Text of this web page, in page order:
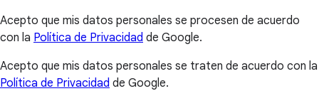
Acepto que mis datos personales se procesen de acuerdo
con la Política de Privacidad de Google.
Acepto que mis datos personales se traten de acuerdo con la
Política de Privacidad de Google.